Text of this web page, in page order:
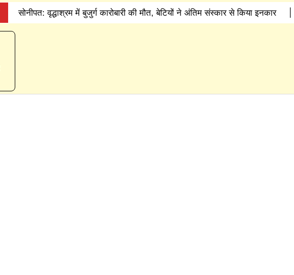
सोनीपत: वृद्धाश्रम में बुजुर्ग कारोबारी की मौत, बेटियों ने अंतिम संस्कार से किया इनकार
गोलियां बरसीं, SUV सवार 7 लोग घायल; गैंगवार का एंगल खंगाल रही पुलिस
फरीदाबाद स्कूल में महिला शिक्षिका की दिनदहाड़े हत्या, 32 सेकंड में चाकू से ताबड़तोड़ हमला